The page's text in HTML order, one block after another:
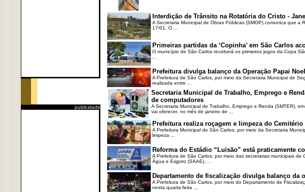
publicidade
Interdição de Trânsito na Rotatória do Cristo -
A Secretaria Municipal de Obras Públicas (SMOP) comunica que
17/01. O ...
Primeiras partidas da ‘Copinha’ em São Carlos
O município de São Carlos receberá os primeiros jogos da Copa
Prefeitura divulga balanço da Operação Papai
A Prefeitura de São Carlos, por meio da Secretaria Municipal de
realizada entre ...
Secretaria Municipal de Trabalho, Emprego e
de computadores
A Secretaria Municipal de Trabalho, Emprego e Renda (SMTER),
vai oferecer, no mês de janeiro de ...
Prefeitura realiza roçagem e limpeza do
A Prefeitura Municipal de São Carlos, por meio da Secretaria
limpeza ...
Reforma do Estádio “Luisão” está praticamente
A Prefeitura de São Carlos, por meio das secretarias municipais
Água e Esgoto (SAAE), ...
Departamento de fiscalização divulga balanço da
A Prefeitura de São Carlos, por meio do Departamento de
nesta quarta-feira ...